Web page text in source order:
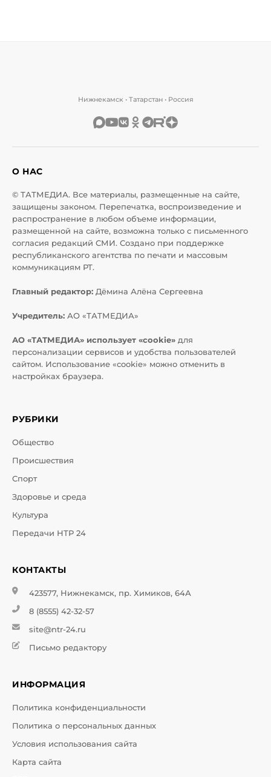
Нижнекамск • Татарстан • Россия
О НАС
© ТАТМЕДИА. Все материалы, размещенные на сайте,
защищены законом. Перепечатка, воспроизведение и
распространение в любом объеме информации,
размещенной на сайте, возможна только с письменного
согласия редакций СМИ. Создано при поддержке
республиканского агентства по печати и массовым
коммуникациям РТ.
Главный редактор: Дёмина Алёна Сергеевна
Учредитель: АО «ТАТМЕДИА»
АО «ТАТМЕДИА» использует «cookie» для
персонализации сервисов и удобства пользователей
сайтом. Использование «cookie» можно отменить в
настройках браузера.
РУБРИКИ
Общество
Происшествия
Спорт
Здоровье и среда
Культура
Передачи НТР 24
КОНТАКТЫ
423577, Нижнекамск, пр. Химиков, 64А
8 (8555) 42-32-57
site@ntr-24.ru
Письмо редактору
ИНФОРМАЦИЯ
Политика конфиденциальности
Политика о персональных данных
Условия использования сайта
Карта сайта